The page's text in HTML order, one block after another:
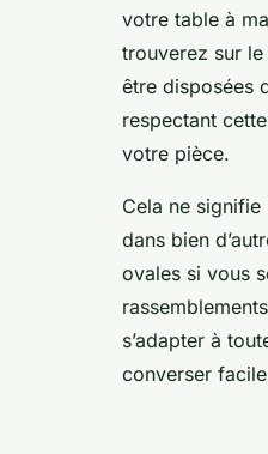
votre table à
trouverez sur
être disposées
respectant
votre pièce.
Cela ne
dans bien
ovales si vous
s’adapter à
converser